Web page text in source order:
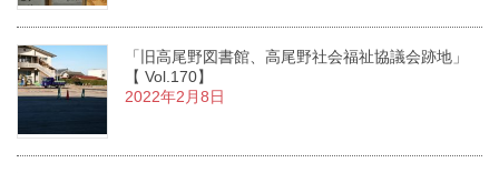
「旧高尾野図書館、高尾野社会福祉協議会跡地」
【 Vol.170】
2022年2月8日